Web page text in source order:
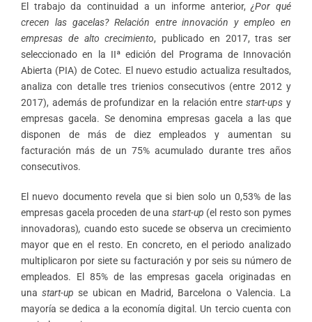
El trabajo da continuidad a un informe anterior,¿Por qué
crecen las gacelas? Relación entre innovación y empleo en
empresas de alto crecimiento, publicado en 2017, tras ser
seleccionado en la IIª edición del Programa de Innovación
Abierta (PIA) de Cotec. El nuevo estudio actualiza resultados,
analiza con detalle tres trienios consecutivos (entre 2012 y
2017), además de profundizar en la relación entrestart-ups y
empresas gacela. Se denomina empresas gacela a las que
disponen de más de diez empleados y aumentan su
facturación más de un 75% acumulado durante tres años
consecutivos.
El nuevo documento revela que si bien solo un 0,53% de las
empresas gacela proceden de una start-up (el resto son pymes
innovadoras), cuando esto sucede se observa un crecimiento
mayor que en el resto. En concreto, en el periodo analizado
multiplicaron por siete su facturación y por seis su número de
empleados. El 85% de las empresas gacela originadas en
unastart-up se ubican en Madrid, Barcelona o Valencia. La
mayoría se dedica a la economía digital. Un tercio cuenta con